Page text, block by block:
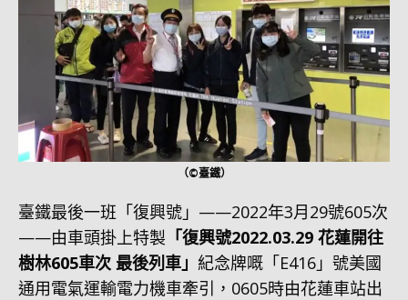
（©臺鐵）
臺鐵最後一班「復興號」——2022年3月29號605次
——由車頭掛上特製 「復興號2022.03.29 花蓮開往
樹林605車次 最後列車」 紀念牌嘅「E416」號美國
通用電氣運輸電力機車牽引，0605時由花蓮車站出